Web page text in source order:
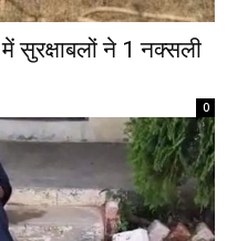
ने 1 नक्सली
0